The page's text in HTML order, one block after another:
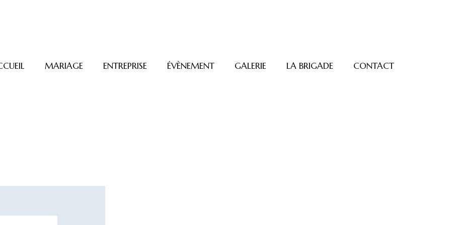
MARIAGE ENTREPRISE ÉVÈNEMENT GALERIE LA BRIGADE CONTACT